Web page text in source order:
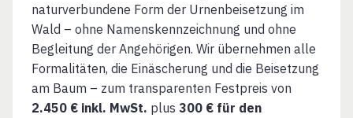
naturverbundene Form der Urnenbeisetzung im
Wald – ohne Namenskennzeichnung und ohne
Begleitung der Angehörigen. Wir übernehmen alle
Formalitäten, die Einäscherung und die Beisetzung
am Baum – zum transparenten Festpreis von
2.450 € inkl. MwSt. plus 300 € für den